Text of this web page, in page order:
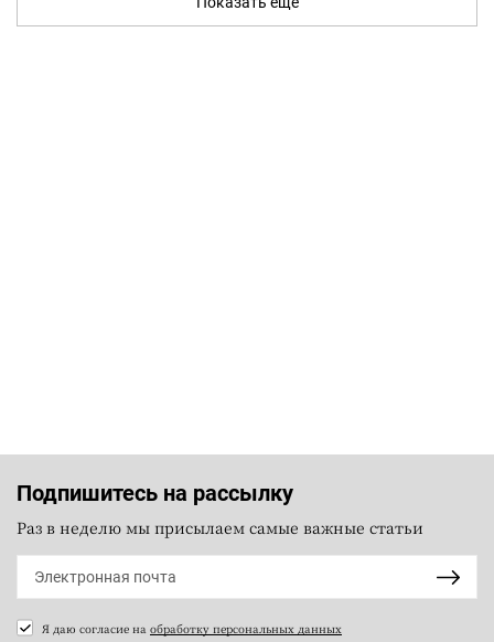
Подпишитесь на рассылку
Раз в неделю мы присылаем самые важные статьи
Я даю согласие на обработку персональных данных